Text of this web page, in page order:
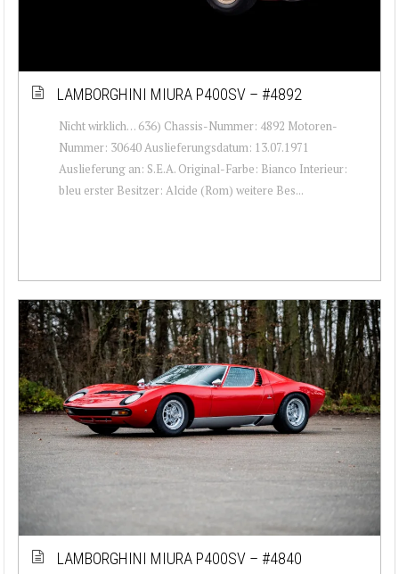
LAMBORGHINI MIURA P400SV – #4892
Nicht wirklich… 636) Chassis-Nummer: 4892 Motoren-
Nummer: 30640 Auslieferungsdatum: 13.07.1971
Auslieferung an: S.E.A. Original-Farbe: Bianco Interieur:
bleu erster Besitzer: Alcide (Rom) weitere Bes...
LAMBORGHINI MIURA P400SV – #4840